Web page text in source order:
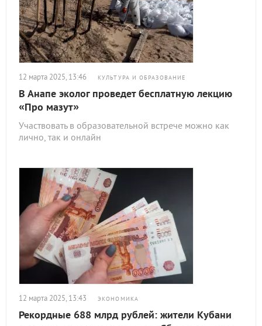
12 марта 2025, 13:46 КУЛЬТУРА И ОБРАЗОВАНИЕ
В Анапе эколог проведет бесплатную лекцию
«Про мазут»
Участвовать в образовательной встрече можно как
лично, так и онлайн
12 марта 2025, 13:43 ЭКОНОМИКА
Рекордные 688 млрд рублей: жители Кубани